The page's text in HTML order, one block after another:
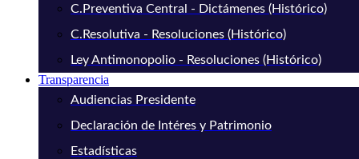
C.Preventiva Central - Dictámenes (Histórico)
C.Resolutiva - Resoluciones (Histórico)
Ley Antimonopolio - Resoluciones (Histórico)
Transparencia
Audiencias Presidente
Declaración de Intéres y Patrimonio
Estadísticas